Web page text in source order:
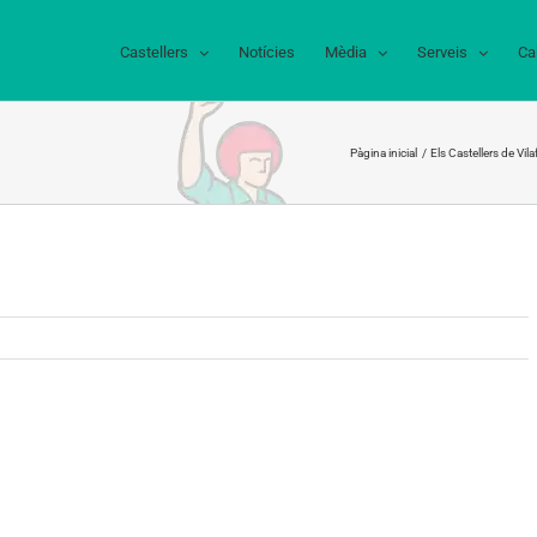
Castellers Notícies Mèdia Serveis
Pàgina inicial Els Castellers de